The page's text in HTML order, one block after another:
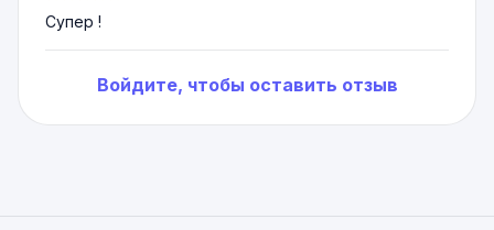
Супер !
Войдите, чтобы оставить отзыв